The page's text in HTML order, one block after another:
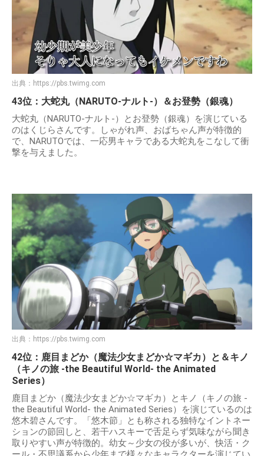
出典： https://pbs.twimg.com
43位：大蛇丸（NARUTO-ナルト-）＆お登勢（銀魂）
大蛇丸（NARUTO-ナルト-）とお登勢（銀魂）を演じている
のはくじらさんです。しゃがれ声、おばちゃん声が特徴的
で、NARUTOでは、一応男キャラである大蛇丸をこなして衝
撃を与えました。
出典： https://pbs.twimg.com
42位：鹿目まどか（魔法少女まどか☆マギカ）と＆キノ
（キノの旅 -the Beautiful World- the Animated
Series）
鹿目まどか（魔法少女まどか☆マギカ）とキノ（キノの旅 -
the Beautiful World- the Animated Series）を演じているのは
悠木碧さんです。「悠木節」とも称される独特なイントネー
ションの節回しと、若干ハスキーで舌足らず気味ながら聞き
取りやすい声が特徴的。幼女～少女の役が多いが、快活・ク